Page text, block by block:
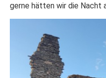
gerne hätten wir die Nacht